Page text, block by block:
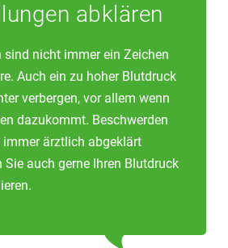
abklären
sind nicht immer ein Zeichen
Auch ein zu hoher Blutdruck
verbergen, vor allem wenn
dazukommt. Beschwerden
ärztlich abgeklärt
Sie auch gerne Ihren Blutdruck